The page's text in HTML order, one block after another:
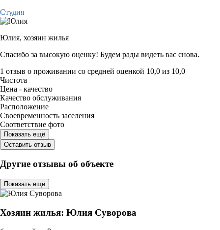
Студия
Юлия, хозяин жилья
Спасибо за высокую оценку! Будем рады видеть вас снова.
1 отзыв о проживании со средней оценкой 10,0 из 10,0
Чистота
Цена - качество
Качество обслуживания
Расположение
Своевременность заселения
Соответствие фото
Показать ещё
Оставить отзыв
Другие отзывы об объекте
Показать ещё
Хозяин жилья: Юлия Суворова